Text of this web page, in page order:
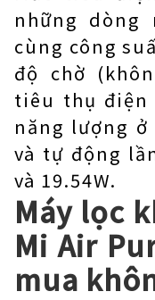
những dòng
cùng công
độ chờ
tiêu thụ điện
năng lượng
và tự động
và 19.54W.
Máy lọc
Mi Air
mua